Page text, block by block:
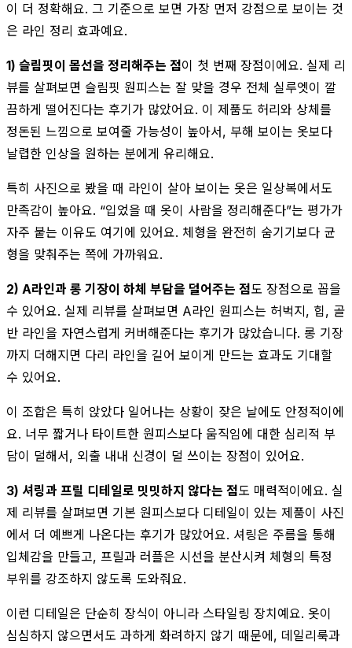
이 더 정확해요. 그 기준으로 보면 가장 먼저 강점으로 보이는 것
은 라인 정리 효과예요.
1) 슬림핏이 몸선을 정리해주는 점이 첫 번째 장점이에요. 실제 리
뷰를 살펴보면 슬림핏 원피스는 잘 맞을 경우 전체 실루엣이 깔
끔하게 떨어진다는 후기가 많았어요. 이 제품도 허리와 상체를
정돈된 느낌으로 보여줄 가능성이 높아서, 부해 보이는 옷보다
날렵한 인상을 원하는 분에게 유리해요.
특히 사진으로 봤을 때 라인이 살아 보이는 옷은 일상복에서도
만족감이 높아요. “입었을 때 옷이 사람을 정리해준다”는 평가가
자주 붙는 이유도 여기에 있어요. 체형을 완전히 숨기기보다 균
형을 맞춰주는 쪽에 가까워요.
2) A라인과 롱 기장이 하체 부담을 덜어주는 점도 장점으로 꼽을
수 있어요. 실제 리뷰를 살펴보면 A라인 원피스는 허벅지, 힙, 골
반 라인을 자연스럽게 커버해준다는 후기가 많았습니다. 롱 기장
까지 더해지면 다리 라인을 길어 보이게 만드는 효과도 기대할
수 있어요.
이 조합은 특히 앉았다 일어나는 상황이 잦은 날에도 안정적이에
요. 너무 짧거나 타이트한 원피스보다 움직임에 대한 심리적 부
담이 덜해서, 외출 내내 신경이 덜 쓰이는 장점이 있어요.
3) 셔링과 프릴 디테일로 밋밋하지 않다는 점도 매력적이에요. 실
제 리뷰를 살펴보면 기본 원피스보다 디테일이 있는 제품이 사진
에서 더 예쁘게 나온다는 후기가 많았어요. 셔링은 주름을 통해
입체감을 만들고, 프릴과 러플은 시선을 분산시켜 체형의 특정
부위를 강조하지 않도록 도와줘요.
이런 디테일은 단순히 장식이 아니라 스타일링 장치예요. 옷이
심심하지 않으면서도 과하게 화려하지 않기 때문에, 데일리룩과